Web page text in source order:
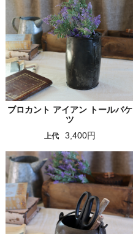
ブロカント アイアン トールバケ
ツ
上代 3,400円